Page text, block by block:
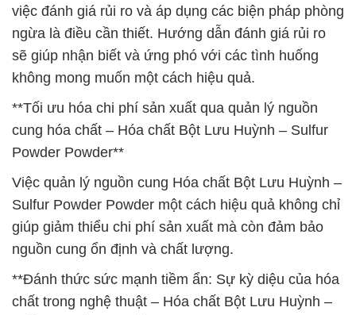
việc đánh giá rủi ro và áp dụng các biện pháp phòng
ngừa là điều cần thiết. Hướng dẫn đánh giá rủi ro
sẽ giúp nhận biết và ứng phó với các tình huống
không mong muốn một cách hiệu quả.
**Tối ưu hóa chi phí sản xuất qua quản lý nguồn
cung hóa chất – Hóa chất Bột Lưu Huỳnh – Sulfur
Powder Powder**
Việc quản lý nguồn cung Hóa chất Bột Lưu Huỳnh –
Sulfur Powder Powder một cách hiệu quả không chỉ
giúp giảm thiểu chi phí sản xuất mà còn đảm bảo
nguồn cung ổn định và chất lượng.
**Đánh thức sức mạnh tiềm ẩn: Sự kỳ diệu của hóa
chất trong nghệ thuật – Hóa chất Bột Lưu Huỳnh –